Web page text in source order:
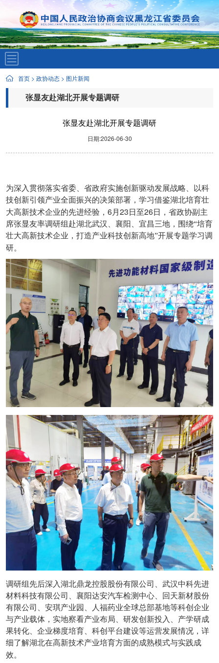
首页 > 政协动态 > 图片新闻
张显友赴湖北开展专题调研
张显友赴湖北开展专题调研
日期:2026-06-30
为深入贯彻落实省委、省政府实施创新驱动发展战略、以科
技创新引领产业全面振兴的决策部署，学习借鉴湖北培育壮
大高新技术企业的先进经验， 6月 23 日至26日，省政协副主
席张显友率调研组赴湖北武汉、襄阳、宜昌三地，围绕“培育
壮大高新技术企业，打造产业科技创新高地”开展专题学习调
研。
调研组先后深入湖北鼎龙控股股份有限公司、武汉中科先进
材料科技有限公司、襄阳达安汽车检测中心、回天新材股份
有限公司、安琪产业园、人福药业全球总部基地等科创企业
与产业载体，实地察看产业布局、研发创新投入、产学研成
果转化、企业梯度培育、科创平台建设等运营发展情况，详
细了解湖北在高新技术产业培育方面的成熟模式与实践成
效。